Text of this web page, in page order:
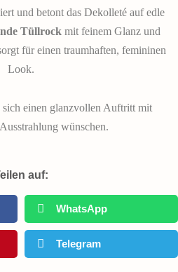
und betont das Dekolleté auf edle
Tüllrock mit feinem Glanz und
für einen traumhaften, femininen
Look.
einen glanzvollen Auftritt mit
wünschen.
auf:
WhatsApp
Telegram